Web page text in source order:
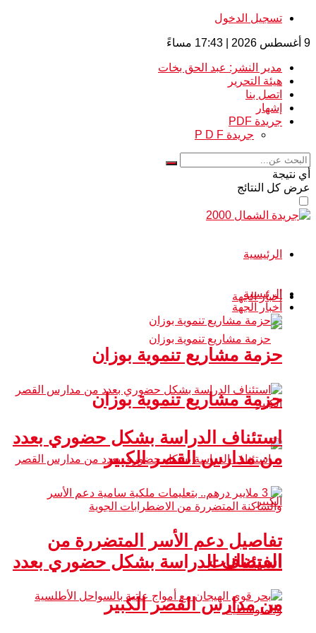
تسجيل الدخول
9 أغسطس 2026 | 17:43 مساءً
مدير النشر: عبد الحق بخات
هيئة التحرير
اتصل بنا
إشهار
جريدة PDF
جريدة P D F
أي نتيجة
عرض كل النتائج
الرئيسية
أخبار الجهة
حزمة مشاريع تنموية بوزان
استئناف الدراسة بشكل حضوري بعدد
من مدارس القصر الكبير
الرئيسية
أخبار الجهة
حزمة مشاريع تنموية بوزان
استئناف الدراسة بشكل حضوري بعدد
من مدارس القصر الكبير
تفاصيل دعم الأسر المتضررة من
الفيضانات